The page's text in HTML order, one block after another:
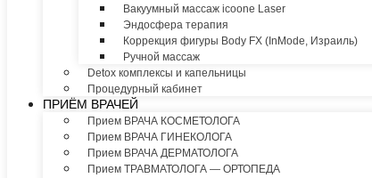
Вакуумный массаж icoone Laser
Эндосфера терапия
Коррекция фигуры Body FX (InMode, Израиль)
Ручной массаж
Detox комплексы и капельницы
Процедурный кабинет
ПРИЁМ ВРАЧЕЙ
Прием ВРАЧА КОСМЕТОЛОГА
Прием ВРАЧА ГИНЕКОЛОГА
Прием ВРАЧА ДЕРМАТОЛОГА
Прием ТРАВМАТОЛОГА — ОРТОПЕДА